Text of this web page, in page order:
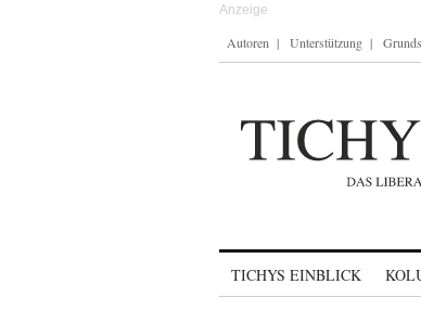
Autoren Unterstützung
TICHYS EINBLICK